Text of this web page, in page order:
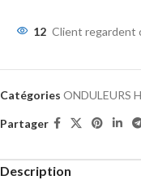
12 Client regardent
Catégories ONDULEURS
Partager
Description